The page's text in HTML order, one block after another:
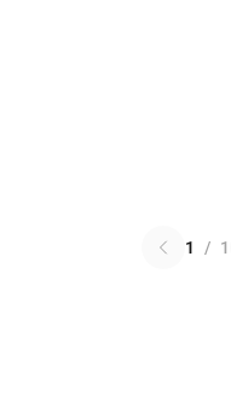
1 / 1